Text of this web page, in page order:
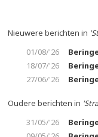
Nieuwere berichten in
01/08/'26
18/07/'26
27/06/'26
Oudere berichten in
31/05/'26